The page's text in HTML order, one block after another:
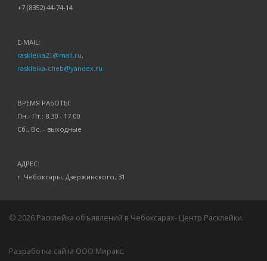
+7 (8352) 44-74-14
E-MAIL:
raskleika21@mail.ru,
raskleika-cheb@yandex.ru
ВРЕМЯ РАБОТЫ:
Пн.- Пт.: 8.30 - 17.00
Сб., Вс. - выходные
АДРЕС:
г. Чебоксары, Дзержинского, 31
© 2026 Расклейка объявлений в Чебоксарах- Центр Расклейки.
Разработка сайта ООО Миракс.